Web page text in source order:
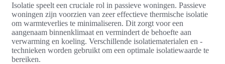
Isolatie speelt een cruciale rol in passieve woningen. Passieve
woningen zijn voorzien van zeer effectieve thermische isolatie
om warmteverlies te minimaliseren. Dit zorgt voor een
aangenaam binnenklimaat en vermindert de behoefte aan
verwarming en koeling. Verschillende isolatiematerialen en -
technieken worden gebruikt om een optimale isolatiewaarde te
bereiken.